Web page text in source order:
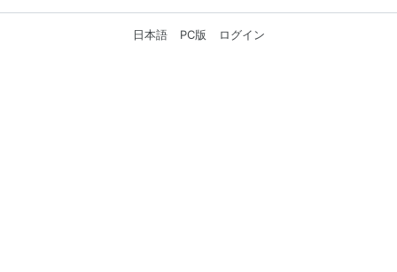
日本語 PC版 ログイン